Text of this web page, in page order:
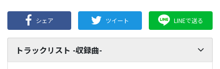
シェア ツイート LINEで送る
トラックリスト -収録曲-